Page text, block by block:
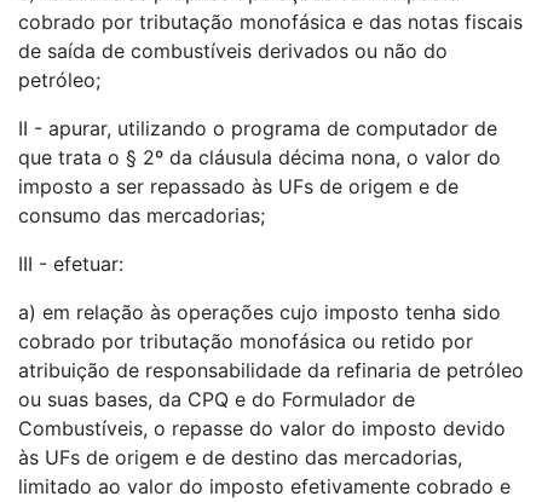
cobrado por tributação monofásica e das notas fiscais
de saída de combustíveis derivados ou não do
petróleo;
II - apurar, utilizando o programa de computador de
que trata o § 2º da cláusula décima nona, o valor do
imposto a ser repassado às UFs de origem e de
consumo das mercadorias;
III - efetuar:
a) em relação às operações cujo imposto tenha sido
cobrado por tributação monofásica ou retido por
atribuição de responsabilidade da refinaria de petróleo
ou suas bases, da CPQ e do Formulador de
Combustíveis, o repasse do valor do imposto devido
às UFs de origem e de destino das mercadorias,
limitado ao valor do imposto efetivamente cobrado e